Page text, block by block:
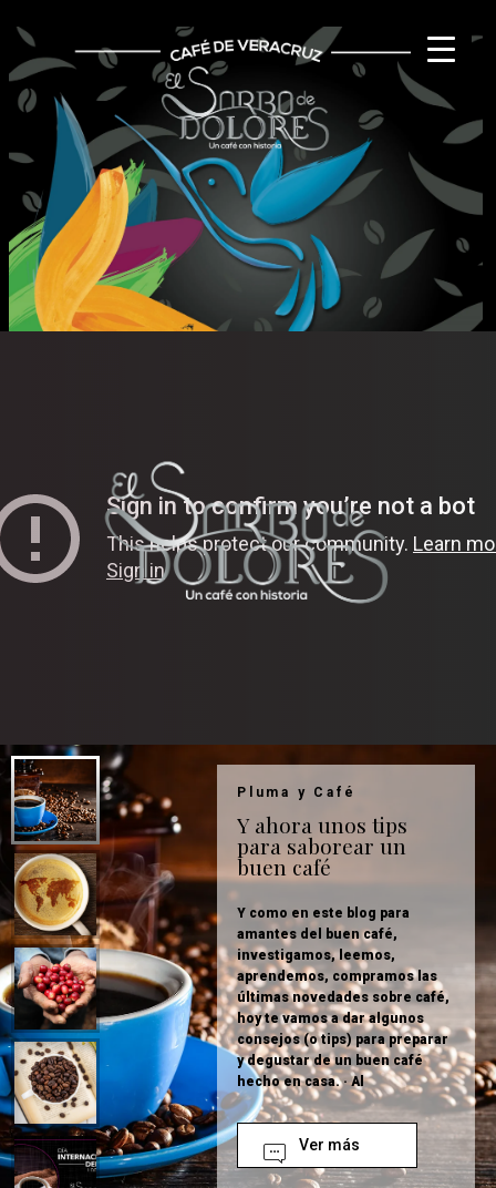
Y ahora unos tips
para saborear un
buen café
Pluma y Café
Y como en este blog para
amantes del buen café,
investigamos, leemos,
aprendemos, compramos las
últimas novedades sobre café,
hoy te vamos a dar algunos
consejos (o tips) para preparar
y degustar de un buen café
hecho en casa. · Al
Ver más